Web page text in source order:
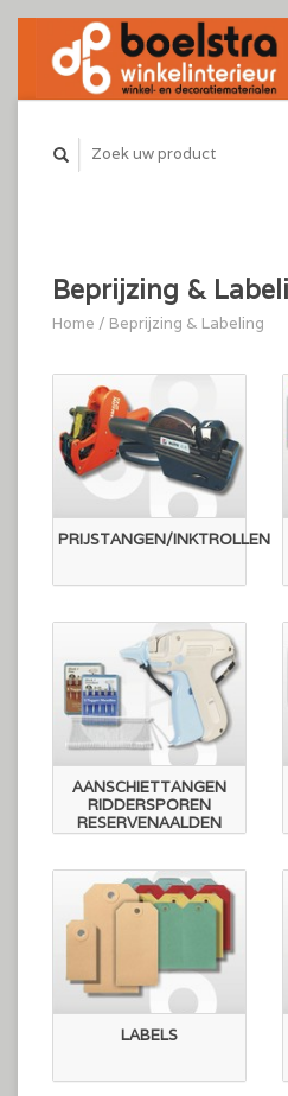
Beprijzing &
Home / Beprijzing & Labeling
PRIJSTANGEN/INKTROLLEN
AANSCHIETTANGEN
RIDDERSPOREN
RESERVENAALDEN
LABELS